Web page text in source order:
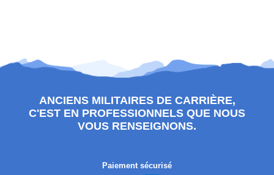
ANCIENS MILITAIRES DE CARRIÈRE,
C'EST EN PROFESSIONNELS QUE NOUS
VOUS RENSEIGNONS.
Paiement sécurisé